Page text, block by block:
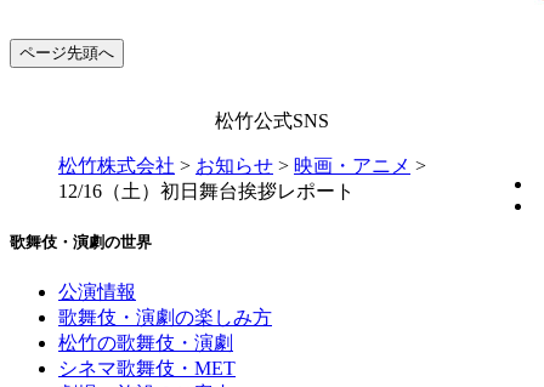
ページ先頭へ
松竹公式SNS
松竹株式会社 > お知らせ > 映画・アニメ >
12/16（土）初日舞台挨拶レポート
歌舞伎・演劇の世界
公演情報
歌舞伎・演劇の楽しみ方
松竹の歌舞伎・演劇
シネマ歌舞伎・MET